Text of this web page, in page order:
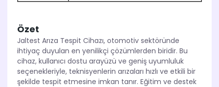
Özet
Jaltest Arıza Tespit Cihazı, otomotiv sektöründe
ihtiyaç duyulan en yenilikçi çözümlerden biridir. Bu
cihaz, kullanıcı dostu arayüzü ve geniş uyumluluk
seçenekleriyle, teknisyenlerin arızaları hızlı ve etkili bir
şekilde tespit etmesine imkan tanır. Eğitim ve destek